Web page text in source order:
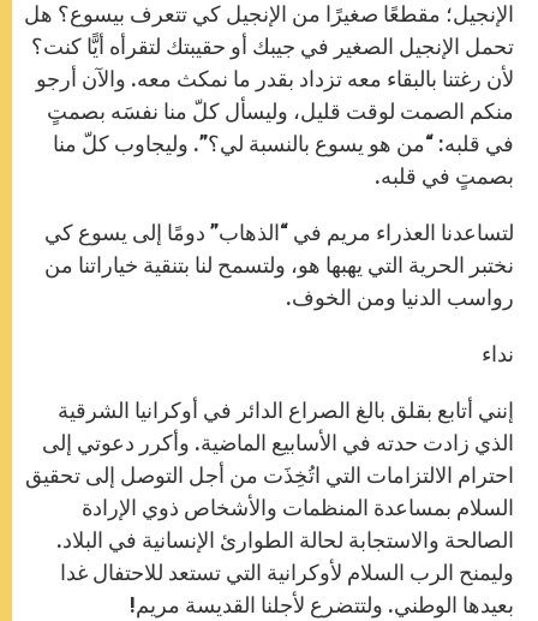
الإنجيل؛ مقطعًا صغيرًا من الإنجيل كي تتعرف بيسوع؟ هل
تحمل الإنجيل الصغير في جيبك أو حقيبتك لتقرأه أيًّا كنت؟
لأن رغتنا بالبقاء معه تزداد بقدر ما نمكث معه. والآن أرجو
منكم الصمت لوقت قليل، وليسأل كلّ منا نفسَه بصمتٍ
في قلبه: “من هو يسوع بالنسبة لي؟”. وليجاوب كلّ منا
بصمتٍ في قلبه.
لتساعدنا العذراء مريم في “الذهاب” دومًا إلى يسوع كي
نختبر الحرية التي يهبها هو، ولتسمح لنا بتنقية خياراتنا من
رواسب الدنيا ومن الخوف.
نداء
إنني أتابع بقلق بالغ الصراع الدائر في أوكرانيا الشرقية
الذي زادت حدته في الأسابيع الماضية. وأكرر دعوتي إلى
احترام الالتزامات التي اتُخِذَت من أجل التوصل إلى تحقيق
السلام بمساعدة المنظمات والأشخاص ذوي الإرادة
الصالحة والاستجابة لحالة الطوارئ الإنسانية في البلاد.
وليمنح الرب السلام لأوكرانية التي تستعد للاحتفال غدا
بعيدها الوطني. ولتتضرع لأجلنا القديسة مريم!